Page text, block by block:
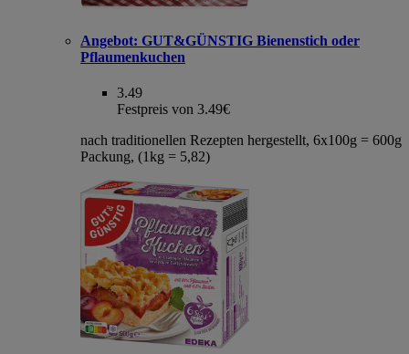
Angebot: GUT&GÜNSTIG Bienenstich oder
Pflaumenkuchen
3.49
Festpreis von 3.49€
nach traditionellen Rezepten hergestellt, 6x100g = 600g
Packung, (1kg = 5,82)